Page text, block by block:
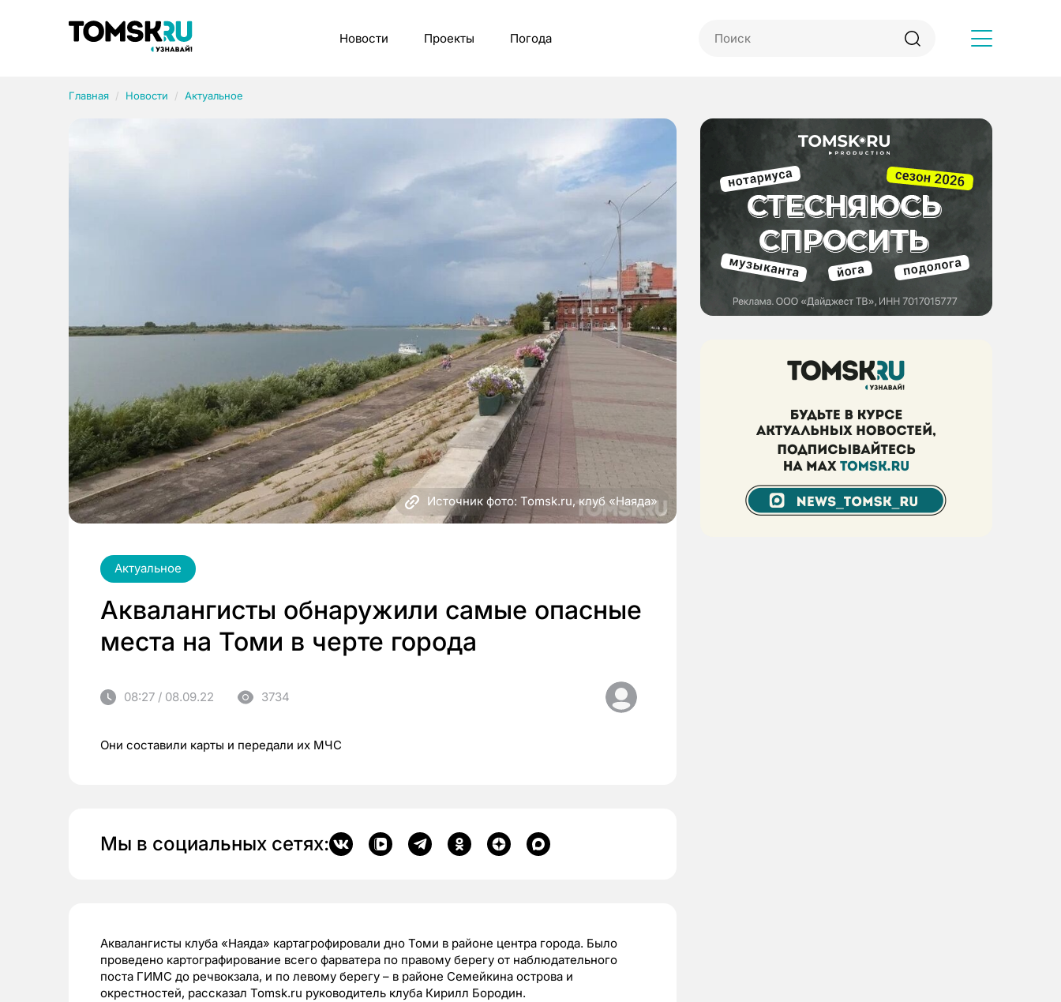
Новости Проекты Погода
Главная Новости Актуальное
Источник фото: Tomsk.ru, клуб «Наяда»
Актуальное
Аквалангисты обнаружили самые опасные
места на Томи в черте города
08:27 / 08.09.22 3734
Они составили карты и передали их МЧС
Мы в социальных сетях:
Аквалангисты клуба «Наяда» картагрофировали дно Томи в районе центра города. Было
проведено картографирование всего фарватера по правому берегу от наблюдательного
поста ГИМС до речвокзала, и по левому берегу – в районе Семейкина острова и
окрестностей, рассказал Tomsk.ru руководитель клуба Кирилл Бородин.
Рубрики